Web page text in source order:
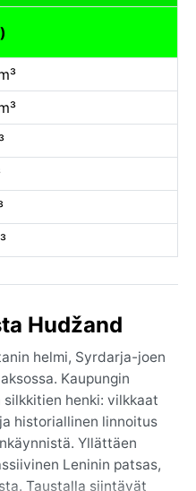
Hudžand
helmi, Syrdarja-joen
Kaupungin
henki: vilkkaat
historiallinen linnoitus
Yllättäen
Leninin patsas,
Taustalla siintävät